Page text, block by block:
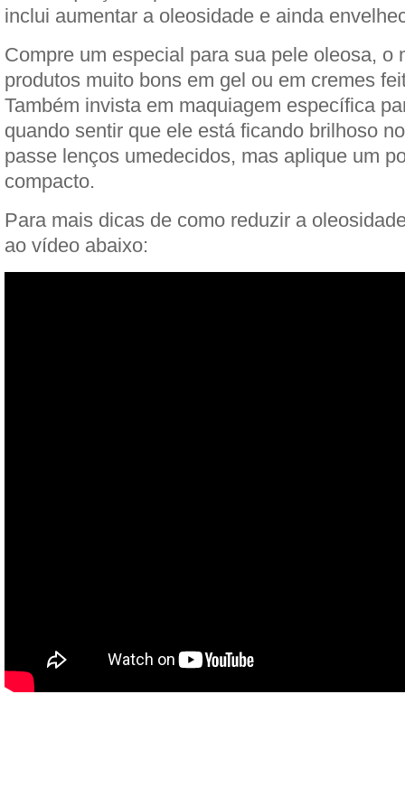
inclui aumentar a oleosidade e ainda
Compre um especial para sua pele oleosa, o
produtos muito bons em gel ou em cremes
Também invista em maquiagem específica
quando sentir que ele está ficando brilhoso
passe lenços umedecidos, mas aplique um
compacto.
Para mais dicas de como reduzir a
ao vídeo abaixo: